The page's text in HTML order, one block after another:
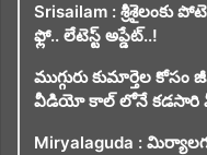
Srisailam : శ్రీశైలంకు
ఫ్లో.. లేటెస్ట్ అప్డేట్..!
ముగ్గురు కుమార్తెల
వీడియో కాల్ లోనే కడసారి
Miryalaguda :